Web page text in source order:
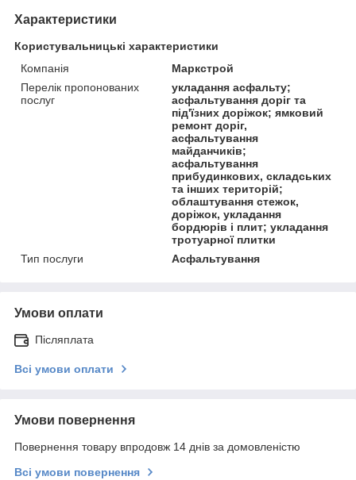
Характеристики
Користувальницькі характеристики
Компанія
Маркстрой
Перелік пропонованих
послуг
укладання асфальту;
асфальтування доріг та
під'їзних доріжок; ямковий
ремонт доріг,
асфальтування
майданчиків;
асфальтування
прибудинкових, складських
та інших територій;
облаштування стежок,
доріжок, укладання
бордюрів і плит; укладання
тротуарної плитки
Тип послуги
Асфальтування
Умови оплати
Післяплата
Всі умови оплати
Умови повернення
Повернення товару впродовж 14 днів за домовленістю
Всі умови повернення